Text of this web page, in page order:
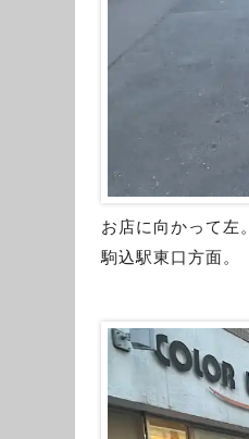
お店に向かって左。
駒込駅東口方面。